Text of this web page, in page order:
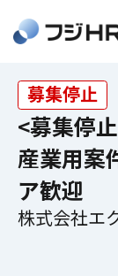
募集停止
<募集停
産業用案
ア歓迎
株式会社エ